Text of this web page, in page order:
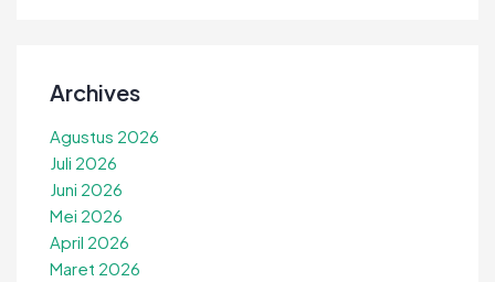
Archives
Agustus 2026
Juli 2026
Juni 2026
Mei 2026
April 2026
Maret 2026